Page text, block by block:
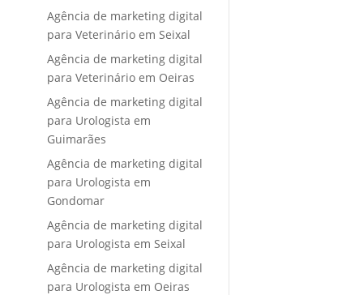
Agência de marketing digital
para Veterinário em Seixal
Agência de marketing digital
para Veterinário em Oeiras
Agência de marketing digital
para Urologista em
Guimarães
Agência de marketing digital
para Urologista em
Gondomar
Agência de marketing digital
para Urologista em Seixal
Agência de marketing digital
para Urologista em Oeiras